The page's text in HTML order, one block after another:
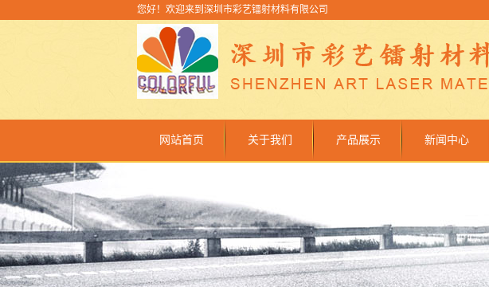
您好！欢迎来到深圳市彩艺镭射材料有限公司
网站首页 关于我们
联系我们
产品展示
佛山金银卡纸
佛山金葱猫眼膜
新闻中心
技术知识